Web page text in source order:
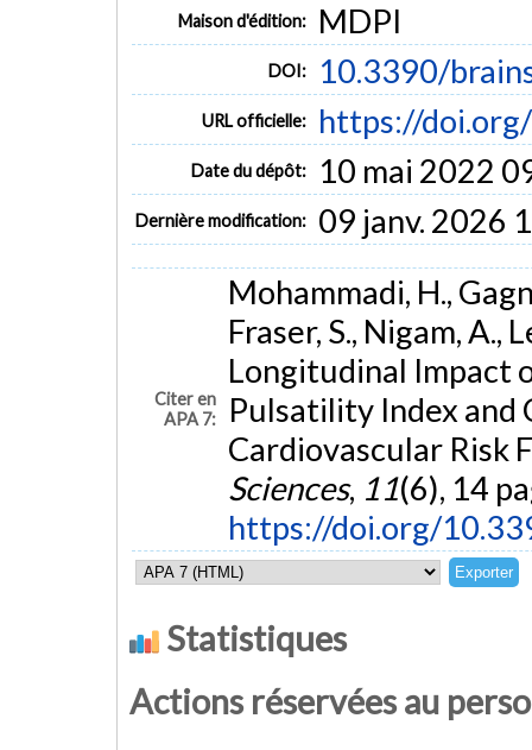
Maison d'édition: MDPI
DOI: 10.3390/
URL officielle: https://
Date du dépôt: 10 mai 2022
Dernière modification: 09 janv. 2026
Citer en
APA 7:
Mohammadi, H.,
Fraser, S., Nigam, A.,
Longitudinal Impact
Pulsatility Index
Cardiovascular Risk
Sciences, 11(6), 14
https://doi.org/
Statistiques
Actions réservées au